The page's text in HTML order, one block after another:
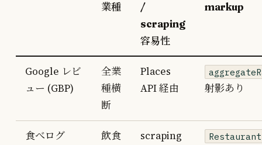
業種
/
scraping
容易性
markup
Google レビ
ュー (GBP)
全業
種横
断
Places
API 経由
射影あり
食べログ
飲食
scraping
Restaurant